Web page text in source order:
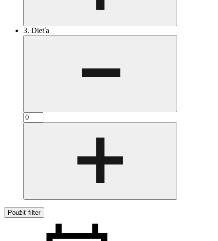
3. Dieťa
Použiť filter